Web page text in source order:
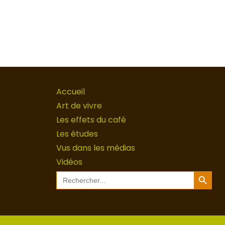
Accueil
Art de vivre
Les effets du café
Les études
Vus dans les médias
Vidéos
Search
for:
Search Button